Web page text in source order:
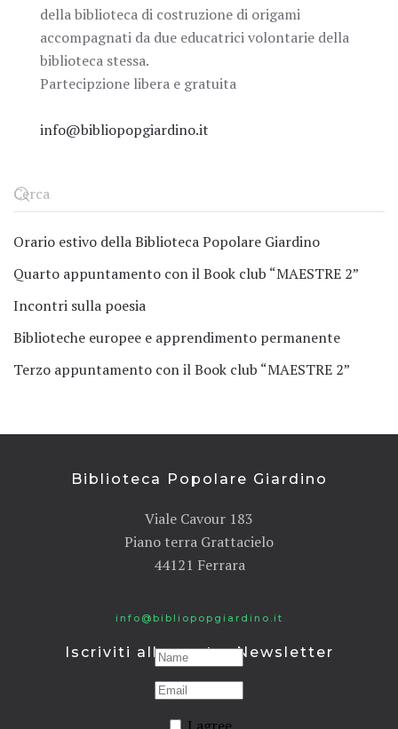
della biblioteca di costruzione di origami
accompagnati da due educatrici volontarie della
biblioteca stessa.
Partecipzione libera e gratuita
info@bibliopopgiardino.it
Orario estivo della Biblioteca Popolare Giardino
Quarto appuntamento con il Book club “MAESTRE 2”
Incontri sulla poesia
Biblioteche europee e apprendimento permanente
Terzo appuntamento con il Book club “MAESTRE 2”
Biblioteca Popolare Giardino
Viale Cavour 183
Piano terra Grattacielo
44121 Ferrara
info@bibliopopgiardino.it
Iscriviti alla nostra Newsletter
I agree